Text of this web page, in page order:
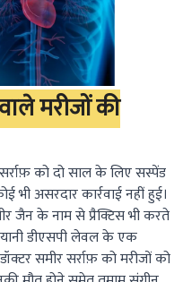
मरीजों की
को दो साल के लिए सस्पेंड
असरदार कार्रवाई नहीं हुई।
जैन के नाम से प्रैक्टिस भी करते
डीएसपी लेवल के एक
समीर सर्राफ़ को मरीजों को